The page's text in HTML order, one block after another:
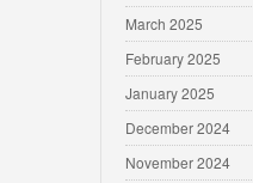
March 2025
February 2025
January 2025
December 2024
November 2024